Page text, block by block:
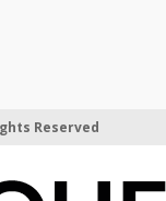
Reserved